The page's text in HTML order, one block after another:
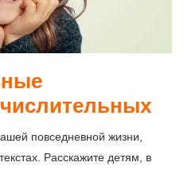
повседневной жизни,
Расскажите детям, в